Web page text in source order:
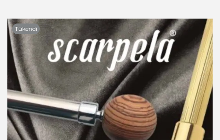
Tükendi